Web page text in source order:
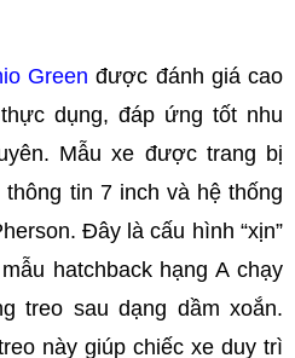
Green được đánh giá cao
dụng, đáp ứng tốt nhu
Mẫu xe được trang bị
tin 7 inch và hệ thống
Đây là cấu hình “xịn”
hatchback hạng A chạy
treo sau dạng dầm xoắn.
này giúp chiếc xe duy trì